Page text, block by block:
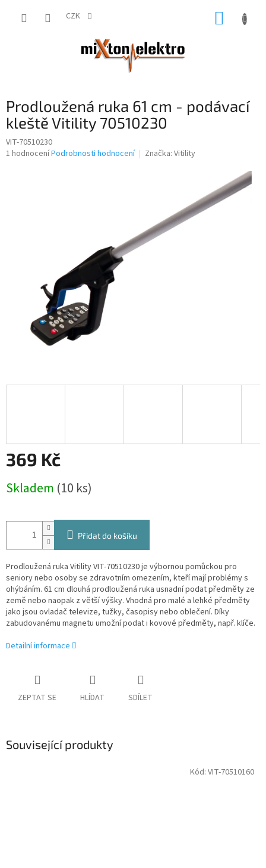
CZK
Prodloužená ruka 61 cm - podávací
kleště Vitility 70510230
VIT-70510230
Průměrné
1 hodnoceníPodrobnosti hodnocení Značka: Vitility
369 Kč
cena:
Skladem (10 ks)
Přidat do košíku
Prodloužená ruka Vitility VIT-70510230 je výbornou pomůckou pro
seniory nebo osoby se zdravotním omezením, kteří mají problémy s
ohýbáním. 61 cm dlouhá prodloužená ruka usnadní podat předměty ze
země nebo naopak z větší výšky. Vhodná pro malé a lehké předměty
jako jsou ovladač televize, tužky, časopisy nebo oblečení. Díky
zabudovanému magnetu umožní podat i kovové předměty, např. klíče.
Detailní informace
ZEPTAT SE HLÍDAT SDÍLET
Související produkty
Kód: VIT-70510160